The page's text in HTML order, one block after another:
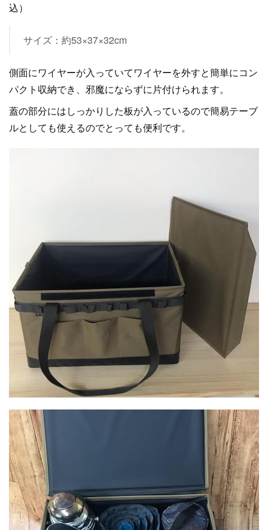
込）
サイズ：約53×37×32cm
側面にワイヤーが入っていてワイヤーを外すと簡単にコン
パクト収納でき、邪魔にならずに片付けられます。
蓋の部分にはしっかりした板が入っているので簡易テーブ
ルとしても使えるのでとっても便利です。